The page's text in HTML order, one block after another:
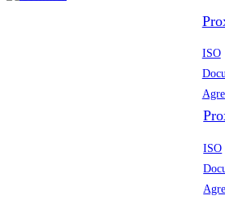
ISO
ISO